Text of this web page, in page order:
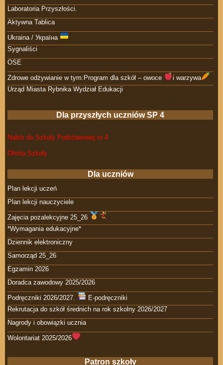
Laboratoria Przyszłości.
Aktywna Tablica
Ukraina / Україна
Sygnaliści
OSE
Zdrowe odżywianie w tym:Program dla szkół – owoce
i warzywa
Urząd Miasta Rybnika Wydział Edukacji
Dla przyszłych uczniów SP 4
Nabór do Szkoły Podstawowej nr 4
Oferta Szkoły
Dla uczniów
Plan lekcji uczeń
Plan lekcji nauczyciele
Zajęcia pozalekcyjne 25_26
*Wymagania edukacyjne*
Dziennik elektroniczny
Samorząd 25_26
Egzamin 2026
Doradca zawodowy 2025/2026
Podręczniki 2026/2027.
E-podręczniki
Rekrutacja do szkół średnich na rok szkolny 2026/2027
Nagrody i obowiązki ucznia
Wolontariat 2025/2026
Patron szkoły